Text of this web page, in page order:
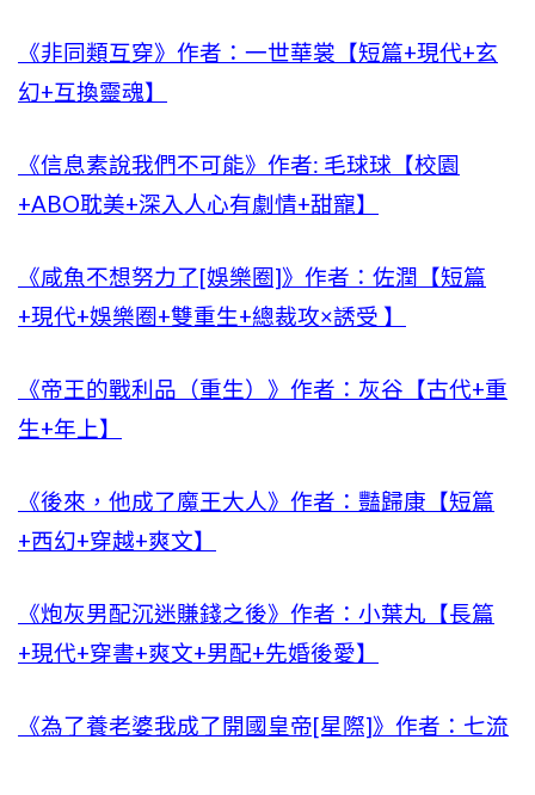
《非同類互穿》作者：一世華裳【短篇+現代+玄
幻+互換靈魂】
《信息素說我們不可能》作者: 毛球球【校園
+ABO耽美+深入人心有劇情+甜寵】
《咸魚不想努力了[娛樂圈]》作者：佐潤【短篇
+現代+娛樂圈+雙重生+總裁攻×誘受 】
《帝王的戰利品（重生）》作者：灰谷【古代+重
生+年上】
《後來，他成了魔王大人》作者：豔歸康【短篇
+西幻+穿越+爽文】
《炮灰男配沉迷賺錢之後》作者：小葉丸【長篇
+現代+穿書+爽文+男配+先婚後愛】
《為了養老婆我成了開國皇帝[星際]》作者：七流